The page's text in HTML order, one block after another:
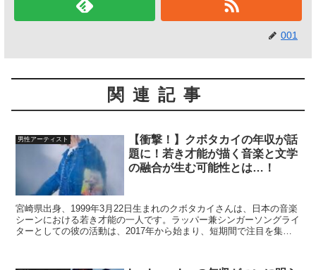
001
関連記事
男性アーティスト
【衝撃！】クボタカイの年収が話
題に！若き才能が描く音楽と文学
の融合が生む可能性とは…！
宮崎県出身、1999年3月22日生まれのクボタカイさんは、日本の音楽
シーンにおける若き才能の一人です。ラッパー兼シンガーソングライ
ターとしての彼の活動は、2017年から始まり、短期間で注目を集め